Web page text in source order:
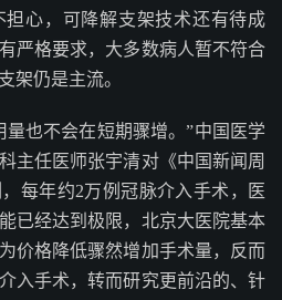
担心，可降解支架技术还有待成
严格要求，大多数病人暂不符合
架仍是主流。
也不会在短期骤增。”中国医学
主任医师张宇清对《中国新闻周
每年约2万例冠脉介入手术，医
已经达到极限，北京大医院基本
价格降低骤然增加手术量，反而
入手术，转而研究更前沿的、针